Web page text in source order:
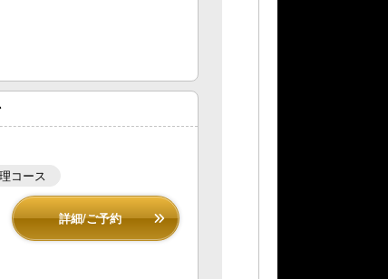
コース
詳細/ご予約